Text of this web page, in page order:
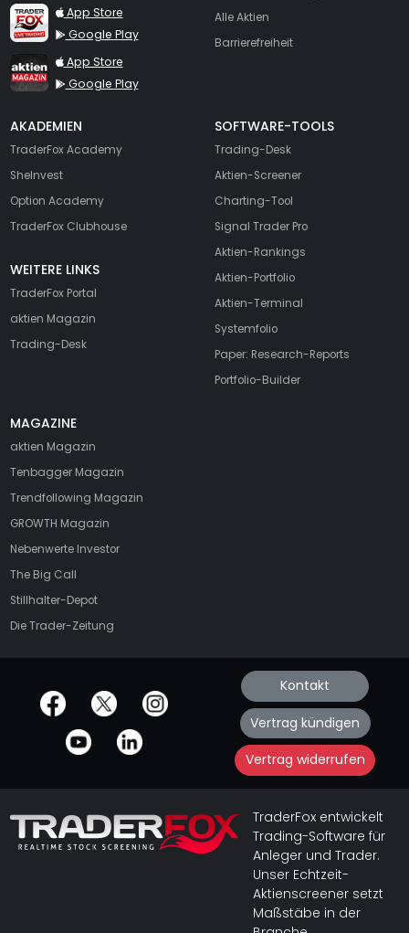
TraderFox Live Trading
App Store
Google Play
TraderFox aktien Magazin
App Store
Google Play
Alle Aktien
Barrierefreiheit
AKADEMIEN
TraderFox Academy
SheInvest
Option Academy
TraderFox Clubhouse
WEITERE LINKS
TraderFox Portal
aktien Magazin
Trading-Desk
SOFTWARE-TOOLS
Trading-Desk
Aktien-Screener
Charting-Tool
Signal Trader Pro
Aktien-Rankings
Aktien-Portfolio
Aktien-Terminal
Systemfolio
Paper: Research-Reports
Portfolio-Builder
MAGAZINE
aktien Magazin
Tenbagger Magazin
Trendfollowing Magazin
GROWTH Magazin
Nebenwerte Investor
The Big Call
Stillhalter-Depot
Die Trader-Zeitung
offizielle Social Media-Accounts Kontakt
Vertrag kündigen
Vertrag widerrufen
TraderFox entwickelt
Trading-Software für
Anleger und Trader.
Unser Echtzeit-
Aktienscreener setzt
Maßstäbe in der